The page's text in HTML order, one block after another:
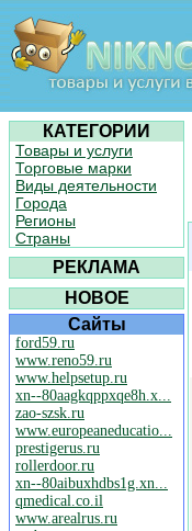
КАТЕГОРИИ
Товары и услуги
Торговые марки
Виды деятельности
Города
Регионы
Страны
РЕКЛАМА
НОВОЕ
Сайты
ford59.ru
www.reno59.ru
www.helpsetup.ru
xn--80aagkqppxqe8h.x...
zao-szsk.ru
www.europeaneducatio...
prestigerus.ru
rollerdoor.ru
xn--80aibuxhdbs1g.xn...
qmedical.co.il
www.arealrus.ru